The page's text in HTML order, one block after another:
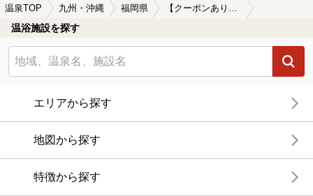
温泉TOP 九州・沖縄 福岡県
温浴施設を探す
エリアから探す
地図から探す
特徴から探す